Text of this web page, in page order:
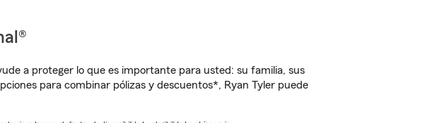
a proteger lo que es importante para usted: su familia, sus
para combinar pólizas y descuentos*, Ryan Tyler puede